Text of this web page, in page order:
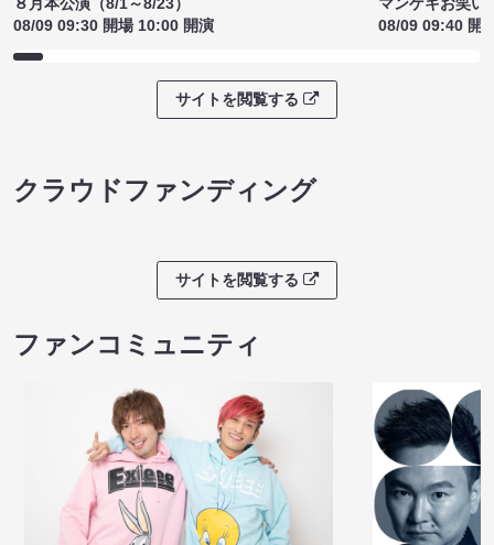
08/09 09:30 開場 10:00 開演
08/09 09:40 開
サイトを閲覧する
クラウドファンディング
サイトを閲覧する
ファンコミュニティ